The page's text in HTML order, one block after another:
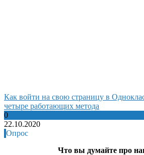
Как войти на свою страницу в
четыре работающих метода
0
22.10.2020
Опрос
Что вы думайте про